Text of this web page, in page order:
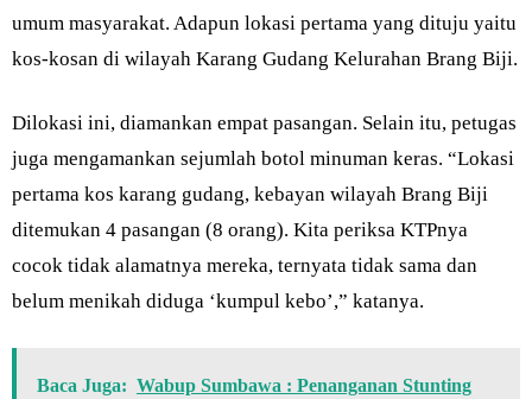
umum masyarakat. Adapun lokasi pertama yang dituju yaitu
kos-kosan di wilayah Karang Gudang Kelurahan Brang Biji.
Dilokasi ini, diamankan empat pasangan. Selain itu, petugas
juga mengamankan sejumlah botol minuman keras. “Lokasi
pertama kos karang gudang, kebayan wilayah Brang Biji
ditemukan 4 pasangan (8 orang). Kita periksa KTPnya
cocok tidak alamatnya mereka, ternyata tidak sama dan
belum menikah diduga ‘kumpul kebo’,” katanya.
Baca Juga: Wabup Sumbawa : Penanganan Stunting